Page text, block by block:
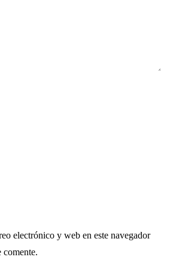
electrónico y web en este navegador
comente.